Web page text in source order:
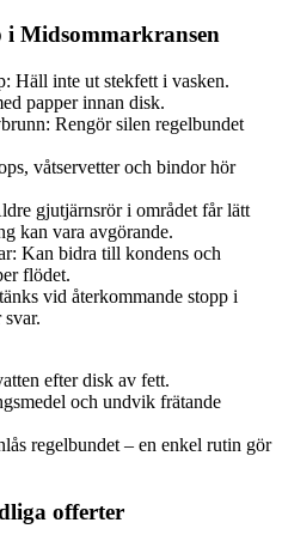
Midsommarkransen
Häll inte ut stekfett i vasken.
papper innan disk.
Rengör silen regelbundet
våtservetter och bindor hör
gjutjärnsrör i området får lätt
kan vara avgörande.
Kan bidra till kondens och
flödet.
vid återkommande stopp i
efter disk av fett.
och undvik frätande
regelbundet – en enkel rutin gör
offerter